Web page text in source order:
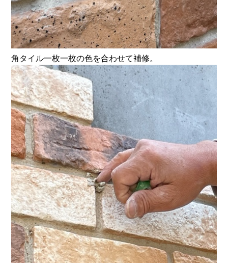
角タイル一枚一枚の色を合わせて補修。